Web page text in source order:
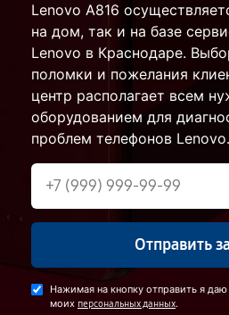
Lenovo A816
на дом, так и на базе
Lenovo в Краснодаре.
поломки и пожелания
центр располагает всем
оборудованием для
проблем телефонов Lenovo.
Отправить
Нажимая на кнопку отправить я даю
моих персональных данных.